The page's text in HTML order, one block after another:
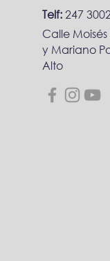
Telf:247
Calle
y Mariano
Alto